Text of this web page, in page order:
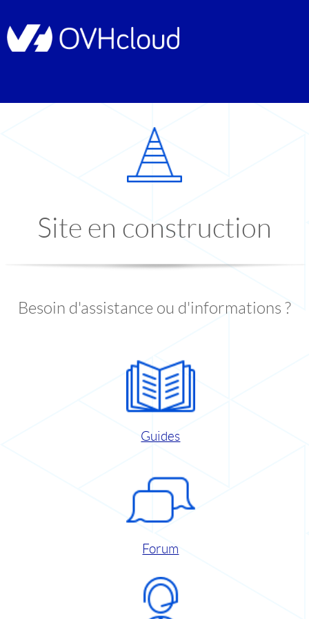
Site en construction
Besoin d'assistance ou d'informations ?
Guides
Forum